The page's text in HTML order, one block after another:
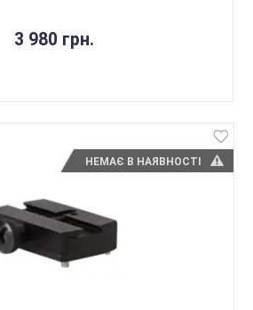
3 980 грн.
НЕМАЄ В НАЯВНОСТІ